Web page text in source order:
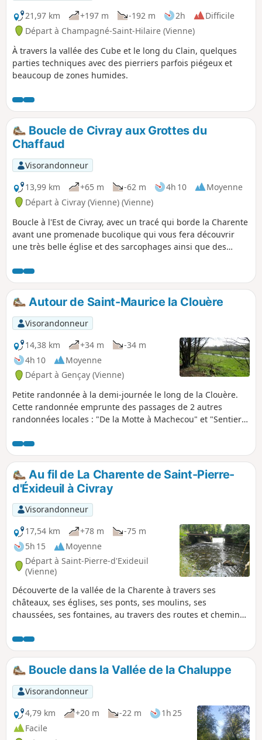
21,97 km
+197 m -192 m 2h
Difficile
Départ à Champagné-Saint-Hilaire (Vienne)
À travers la vallée des Cube et le long du Clain, quelques
parties techniques avec des pierriers parfois piégeux et
beaucoup de zones humides.
Boucle de Civray aux Grottes du
Chaffaud
Visorandonneur
13,99 km
+65 m -62 m 4h 10
Moyenne
Départ à Civray (Vienne) (Vienne)
Boucle à l'Est de Civray, avec un tracé qui borde la Charente
avant une promenade bucolique qui vous fera découvrir
une très belle église et des sarcophages ainsi que des
se faire en famille.
Autour de Saint-Maurice la Clouère
Visorandonneur
14,38 km
+34 m
-34 m
4h 10
Moyenne
Départ à Gençay (Vienne)
Petite randonnée à la demi-journée le long de la Clouère.
Cette randonnée emprunte des passages de 2 autres
randonnées locales : "De la Motte à Machecou" et "Sentier
Au fil de La Charente de Saint-Pierre-
d'Éxideuil à Civray
Visorandonneur
17,54 km
+78 m
-75 m
5h 15
Moyenne
Départ à Saint-Pierre-d'Exideuil
(Vienne)
Découverte de la vallée de la Charente à travers ses
châteaux, ses églises, ses ponts, ses moulins, ses
chaussées, ses fontaines, au travers des routes et chemins
Boucle dans la Vallée de la Chaluppe
Visorandonneur
4,79 km
+20 m -22 m
1h 25
Facile